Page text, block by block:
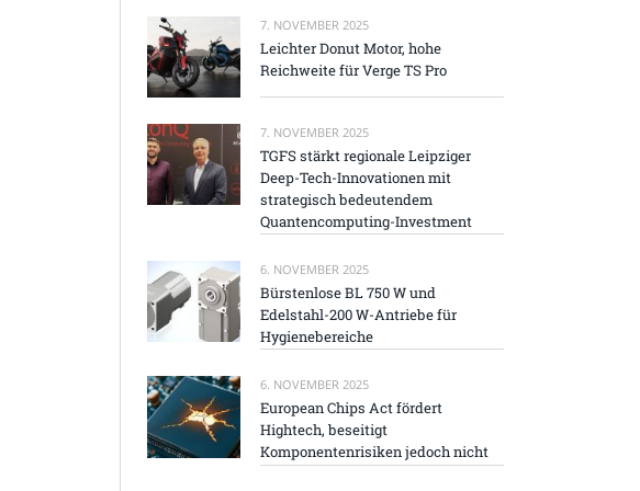
7. NOVEMBER 2025
Leichter Donut Motor, hohe
Reichweite für Verge TS Pro
7. NOVEMBER 2025
TGFS stärkt regionale Leipziger
Deep-Tech-Innovationen mit
strategisch bedeutendem
Quantencomputing-Investment
6. NOVEMBER 2025
Bürstenlose BL 750 W und
Edelstahl-200 W-Antriebe für
Hygienebereiche
6. NOVEMBER 2025
European Chips Act fördert
Hightech, beseitigt
Komponentenrisiken jedoch nicht